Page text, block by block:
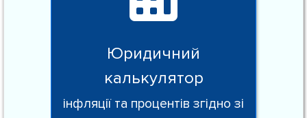
Юридичний
калькулятор
інфляції та процентів згідно зі